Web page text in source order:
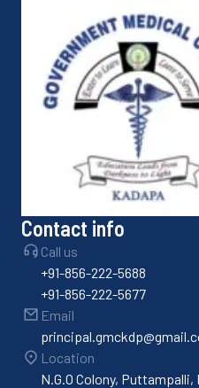
Contact info
Call us
+91-856-222-5688
+91-856-222-5677
Email
Location
N.G.O Colony,